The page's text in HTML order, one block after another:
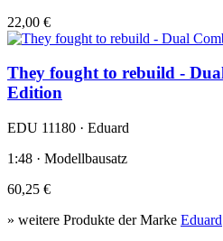
22,00 €
They fought to rebuild -
Edition
EDU 11180 · Eduard
1:48 · Modellbausatz
60,25 €
» weitere Produkte der Marke Eduard